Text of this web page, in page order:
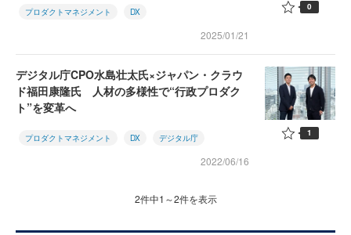
プロダクトマネジメント DX
2025/01/21
0
デジタル庁CPO水島壮太氏×ジャパン・クラウ
ド福田康隆氏 人材の多様性で“行政プロダク
ト”を変革へ
プロダクトマネジメント DX デジタル庁
2022/06/16
1
2件中1～2件を表示